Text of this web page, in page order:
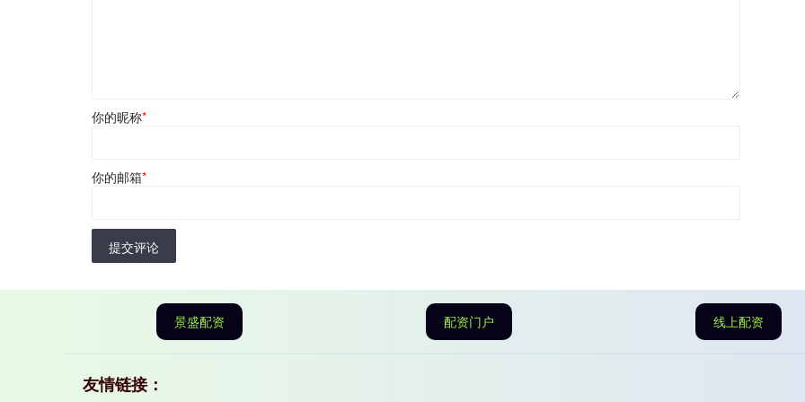
你的昵称*
你的邮箱*
提交评论
景盛配资 配资门户 线上配资
友情链接：